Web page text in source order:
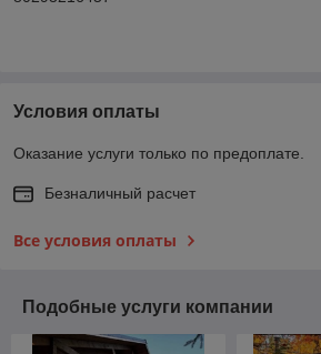
Условия оплаты
Оказание услуги только по предоплате.
Безналичный расчет
Все условия оплаты
Подобные услуги компании